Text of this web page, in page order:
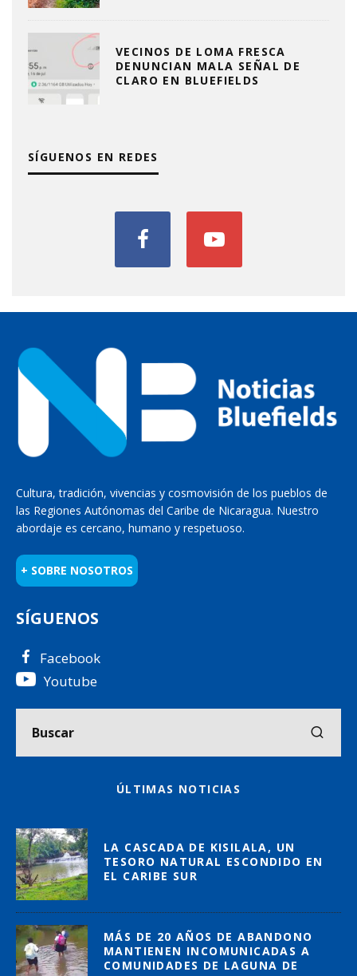
VECINOS DE LOMA FRESCA
DENUNCIAN MALA SEÑAL DE
CLARO EN BLUEFIELDS
SÍGUENOS EN REDES
Cultura, tradición, vivencias y cosmovisión de los pueblos de
las Regiones Autónomas del Caribe de Nicaragua. Nuestro
abordaje es cercano, humano y respetuoso.
+ SOBRE NOSOTROS
SÍGUENOS
Facebook
Youtube
ÚLTIMAS NOTICIAS
LA CASCADA DE KISILALA, UN
TESORO NATURAL ESCONDIDO EN
EL CARIBE SUR
MÁS DE 20 AÑOS DE ABANDONO
MANTIENEN INCOMUNICADAS A
COMUNIDADES DE LAGUNA DE